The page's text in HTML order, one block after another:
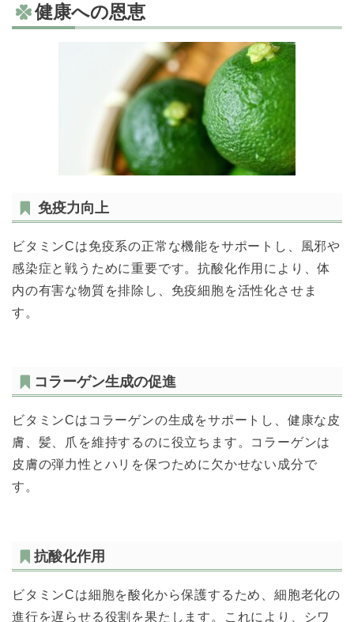
健康への恩恵
免疫力向上
ビタミンCは免疫系の正常な機能をサポートし、風邪や
感染症と戦うために重要です。抗酸化作用により、体
内の有害な物質を排除し、免疫細胞を活性化させま
す。
コラーゲン生成の促進
ビタミンCはコラーゲンの生成をサポートし、健康な皮
膚、髪、爪を維持するのに役立ちます。コラーゲンは
皮膚の弾力性とハリを保つために欠かせない成分で
す。
抗酸化作用
ビタミンCは細胞を酸化から保護するため、細胞老化の
進行を遅らせる役割を果たします。これにより、シワ